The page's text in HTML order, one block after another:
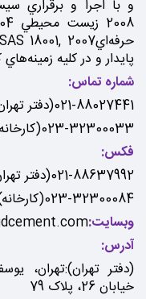
پايدار و در كليه
شماره تماس:
021-88027441(دفتر تهران)
023-32300033(کارخانه)
فکس:
021-88637992(دفتر تهران)
023-32300084(کارخانه)
وبسایت:
آدرس:
(دفتر تهران):تهران،
خیابان 26، پلاک 79